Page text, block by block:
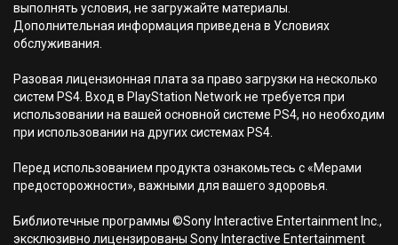
выполнять условия, не загружайте материалы.
Дополнительная информация приведена в Условиях
обслуживания.
Разовая лицензионная плата за право загрузки на несколько
систем PS4. Вход в PlayStation Network не требуется при
использовании на вашей основной системе PS4, но необходим
при использовании на других системах PS4.
Перед использованием продукта ознакомьтесь с «Мерами
предосторожности», важными для вашего здоровья.
Библиотечные программы ©Sony Interactive Entertainment Inc.,
эксклюзивно лицензированы Sony Interactive Entertainment